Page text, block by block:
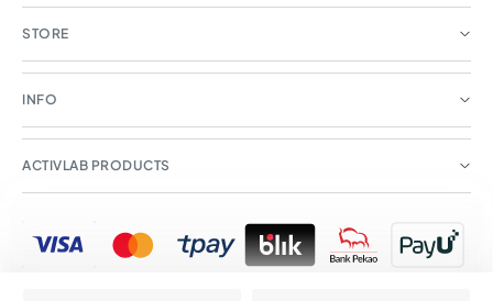
STORE
INFO
ACTIVLAB PRODUCTS
methods